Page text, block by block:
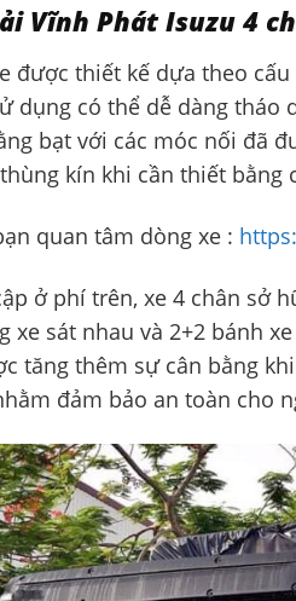
Vĩnh Phát Isuzu 4
được thiết kế dựa theo
dụng có thể dễ dàng tháo
bạt với các móc nối đã
kín khi cần thiết bằng
quan tâm dòng xe :
ở phí trên, xe 4 chân sở
xe sát nhau và 2+2 bánh
tăng thêm sự cân bằng
đảm bảo an toàn cho